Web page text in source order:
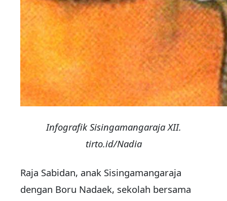
Infografik Sisingamangaraja XII.
tirto.id/Nadia
Raja Sabidan, anak Sisingamangaraja
dengan Boru Nadaek, sekolah bersama